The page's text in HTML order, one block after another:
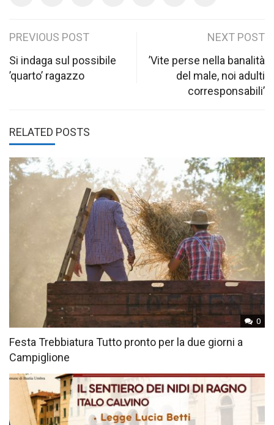
Post
navigation
PREVIOUS POST
Si indaga sul possibile
’quarto’ ragazzo
NEXT POST
’Vite perse nella banalità
del male, noi adulti
corresponsabili’
RELATED POSTS
0
Festa Trebbiatura Tutto pronto per la due giorni a
Campiglione